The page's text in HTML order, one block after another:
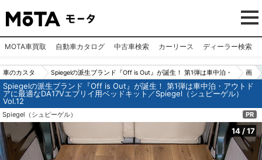
MOTA車買取 自動車カタログ 中古車検索 カーリース ディーラー検索
車のカスタ
ムパーツ
（カー用
品）
Spiegelの派生ブランド『Off is Out』が誕生！ 第1弾は車中泊・
アウトドアに最適なDA17Vエブリイ用ベッドキット／Spiegel
画
像
o.1
4
Spiegelの派生ブランド『Off is Out』が誕生！ 第1弾は車中泊・アウトド
アに最適なDA17Vエブリイ用ベッドキット／Spiegel（シュピーゲル）
Vol.12
Spiegel（シュピーゲル） PR
14 /17